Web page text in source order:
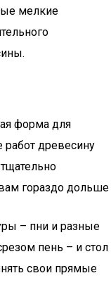
мелкие
форма для
работ древесину
гораздо дольше
– пни и разные
пень – и стол
свои прямые